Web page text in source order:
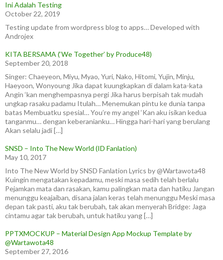
Ini Adalah Testing
October 22, 2019
Testing update from wordpress blog to apps… Developed with
Androjex
KITA BERSAMA (‘We Together’ by Produce48)
September 20, 2018
Singer: Chaeyeon, Miyu, Myao, Yuri, Nako, Hitomi, Yujin, Minju,
Haeyoon, Wonyoung Jika dapat kuungkapkan di dalam kata-kata
Angin ‘kan menghempasnya pergi Jika harus berpisah tak mudah
ungkap rasaku padamu Itulah… Menemukan pintu ke dunia tanpa
batas Membuatku spesial… You’re my angel ‘Kan aku isikan kedua
tanganmu… dengan keberanianku… Hingga hari-hari yang berulang
Akan selalu jadi […]
SNSD – Into The New World (ID Fanlation)
May 10, 2017
Into The New World by SNSD Fanlation Lyrics by @Wartawota48
Kuingin mengatakan kepadamu, meski masa sedih telah berlalu
Pejamkan mata dan rasakan, kamu palingkan mata dan hatiku Jangan
menunggu keajaiban, disana jalan keras telah menunggu Meski masa
depan tak pasti, aku tak berubah, tak akan menyerah Bridge: Jaga
cintamu agar tak berubah, untuk hatiku yang […]
PPTXMOCKUP – Material Design App Mockup Template by
@Wartawota48
September 27, 2016